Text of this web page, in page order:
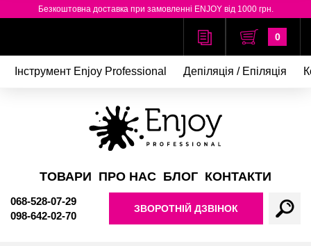
Безкоштовна доставка при замовленні ENJOY від 1000 грн.
0
Інструмент Enjoy Professional Депіляція / Епіляція
ТОВАРИ ПРО НАС БЛОГ КОНТАКТИ
068-528-07-29
098-642-02-70
ЗВОРОТНІЙ ДЗВІНОК